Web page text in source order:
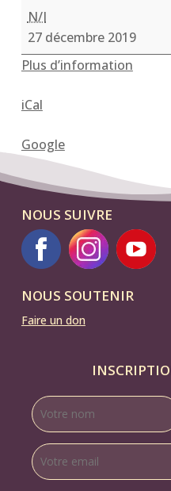
Conférence
et
présentation
de
formation
un
proche
fin
de
vie",
le
Dr
N/I
27 décembre 2019
Plus d’information
iCal
Google
NOUS SUIVRE
NOUS SOUTENIR
Faire un don